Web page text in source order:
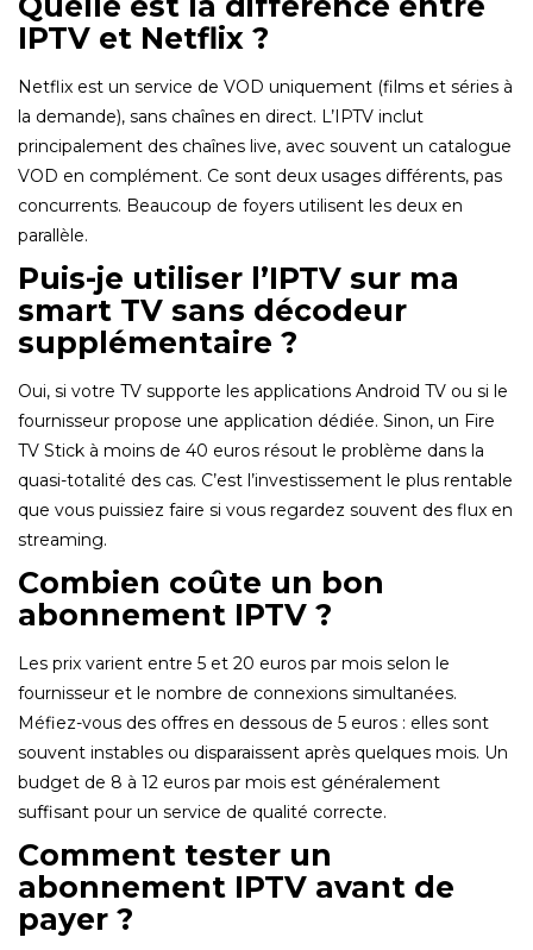
IPTV et Netflix ?
Netflix est un service de VOD uniquement (films et séries à
la demande), sans chaînes en direct. L’IPTV inclut
principalement des chaînes live, avec souvent un catalogue
VOD en complément. Ce sont deux usages différents, pas
concurrents. Beaucoup de foyers utilisent les deux en
parallèle.
Puis-je utiliser l’IPTV sur ma
smart TV sans décodeur
supplémentaire ?
Oui, si votre TV supporte les applications Android TV ou si le
fournisseur propose une application dédiée. Sinon, un Fire
TV Stick à moins de 40 euros résout le problème dans la
quasi-totalité des cas. C’est l’investissement le plus rentable
que vous puissiez faire si vous regardez souvent des flux en
streaming.
Combien coûte un bon
abonnement IPTV ?
Les prix varient entre 5 et 20 euros par mois selon le
fournisseur et le nombre de connexions simultanées.
Méfiez-vous des offres en dessous de 5 euros : elles sont
souvent instables ou disparaissent après quelques mois. Un
budget de 8 à 12 euros par mois est généralement
suffisant pour un service de qualité correcte.
Comment tester un
abonnement IPTV avant de
payer ?